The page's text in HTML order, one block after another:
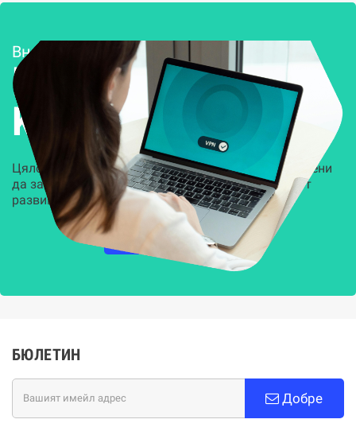
Внедряване и поддръжка
Решения за
Kиберсигурност
Цялостни, задвижвани от AI решения, предназначени
да защитят всеки слой на вашата организация от
развиващите се киберзаплахи.
НАУЧЕТЕ ПОВЕЧЕ
БЮЛЕТИН
Добре